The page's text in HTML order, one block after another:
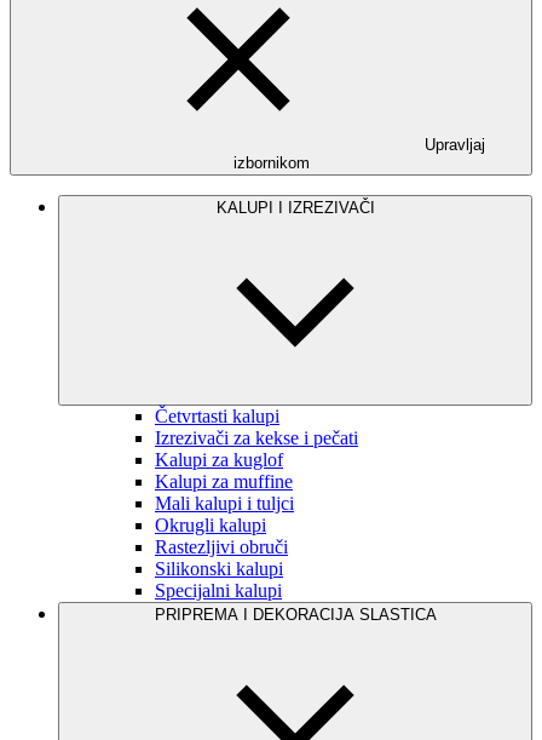
Upravljaj
izbornikom
KALUPI I IZREZIVAČI
Četvrtasti kalupi
Izrezivači za kekse i pečati
Kalupi za kuglof
Kalupi za muffine
Mali kalupi i tuljci
Okrugli kalupi
Rastezljivi obruči
Silikonski kalupi
Specijalni kalupi
PRIPREMA I DEKORACIJA SLASTICA